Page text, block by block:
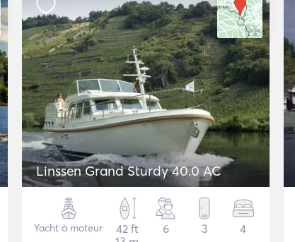
Linssen Grand Sturdy 40.0 AC
Yacht à moteur
42 ft
6 3 4